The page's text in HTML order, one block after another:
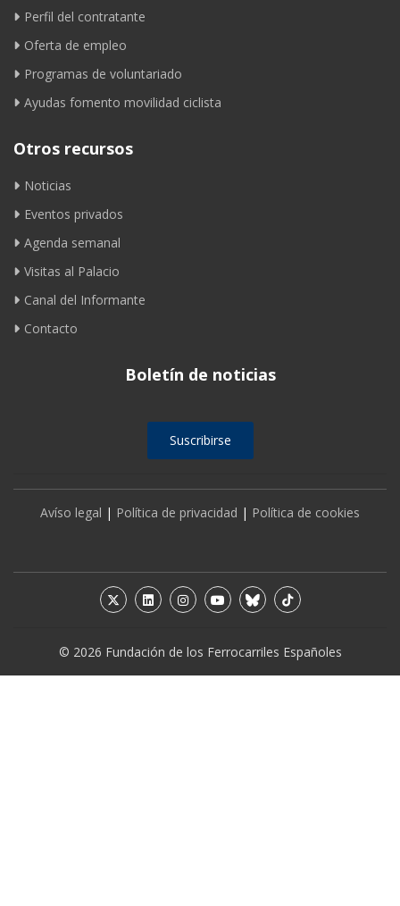
Perfil del contratante
Oferta de empleo
Programas de voluntariado
Ayudas fomento movilidad ciclista
Otros recursos
Noticias
Eventos privados
Agenda semanal
Visitas al Palacio
Canal del Informante
Contacto
Boletín de noticias
Suscribirse
Avíso legal | Política de privacidad | Política de cookies
© 2026 Fundación de los Ferrocarriles Españoles